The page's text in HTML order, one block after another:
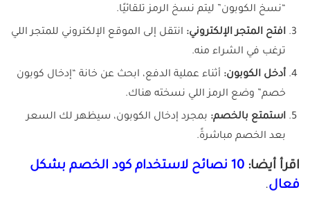
“نسخ الكوبون” ليتم نسخ الرمز تلقائيًا.
افتح المتجر الإلكتروني: انتقل إلى الموقع الإلكتروني للمتجر اللي
ترغب في الشراء منه.
أدخل الكوبون: أثناء عملية الدفع، ابحث عن خانة “إدخال كوبون
خصم” وضع الرمز اللي نسخته هناك.
استمتع بالخصم: بمجرد إدخال الكوبون، سيظهر لك السعر
بعد الخصم مباشرةً.
اقرأ أيضا:
10 نصائح لاستخدام كود الخصم بشكل
فعال.